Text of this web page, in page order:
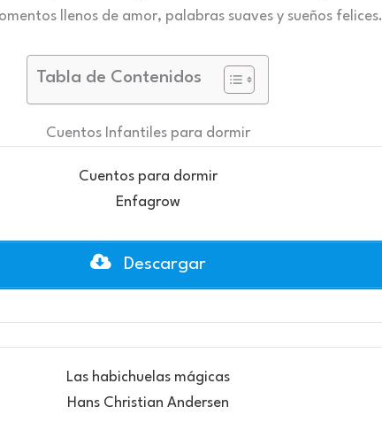
llenos de amor, palabras suaves y sueños felices.
Tabla de Contenidos
Cuentos Infantiles para dormir
Cuentos para dormir
Enfagrow
Descargar
Las habichuelas mágicas
Hans Christian Andersen